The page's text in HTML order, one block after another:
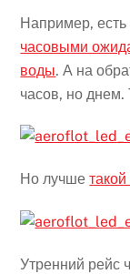
Например, есть
часовыми
воды. А на
часов, но днем.
Но лучше
Утренний рейс